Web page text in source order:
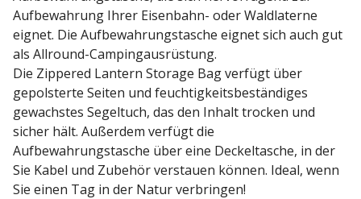
Aufbewahrung Ihrer Eisenbahn- oder Waldlaterne
eignet. Die Aufbewahrungstasche eignet sich auch gut
als Allround-Campingausrüstung.
Die Zippered Lantern Storage Bag verfügt über
gepolsterte Seiten und feuchtigkeitsbeständiges
gewachstes Segeltuch, das den Inhalt trocken und
sicher hält. Außerdem verfügt die
Aufbewahrungstasche über eine Deckeltasche, in der
Sie Kabel und Zubehör verstauen können. Ideal, wenn
Sie einen Tag in der Natur verbringen!